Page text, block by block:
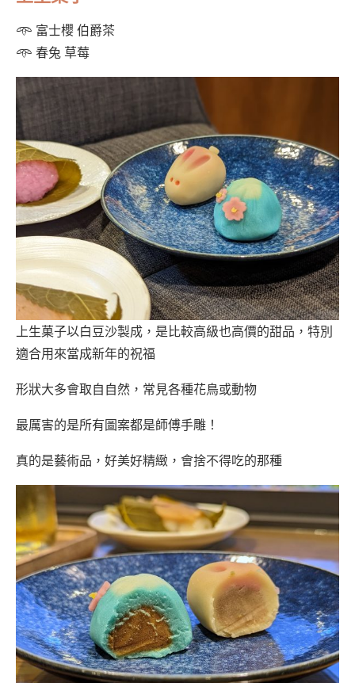
𖥸 富士櫻 伯爵茶
𖥸 春兔 草莓
上生菓子以白豆沙製成，是比較高級也高價的甜品，特別
適合用來當成新年的祝福
形狀大多會取自自然，常見各種花鳥或動物
最厲害的是所有圖案都是師傅手雕！
真的是藝術品，好美好精緻，會捨不得吃的那種